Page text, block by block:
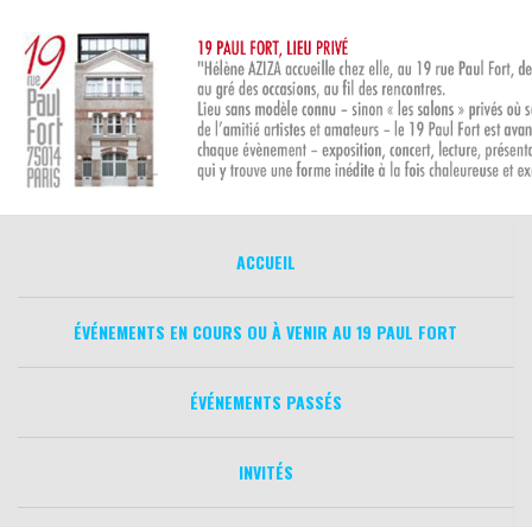
contenu
ACCUEIL
ÉVÉNEMENTS EN COURS OU À VENIR AU 19 PAUL FORT
ÉVÉNEMENTS PASSÉS
INVITÉS